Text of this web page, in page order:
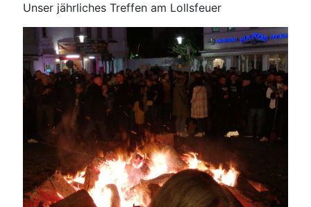
Unser jährliches Treffen am Lollsfeuer